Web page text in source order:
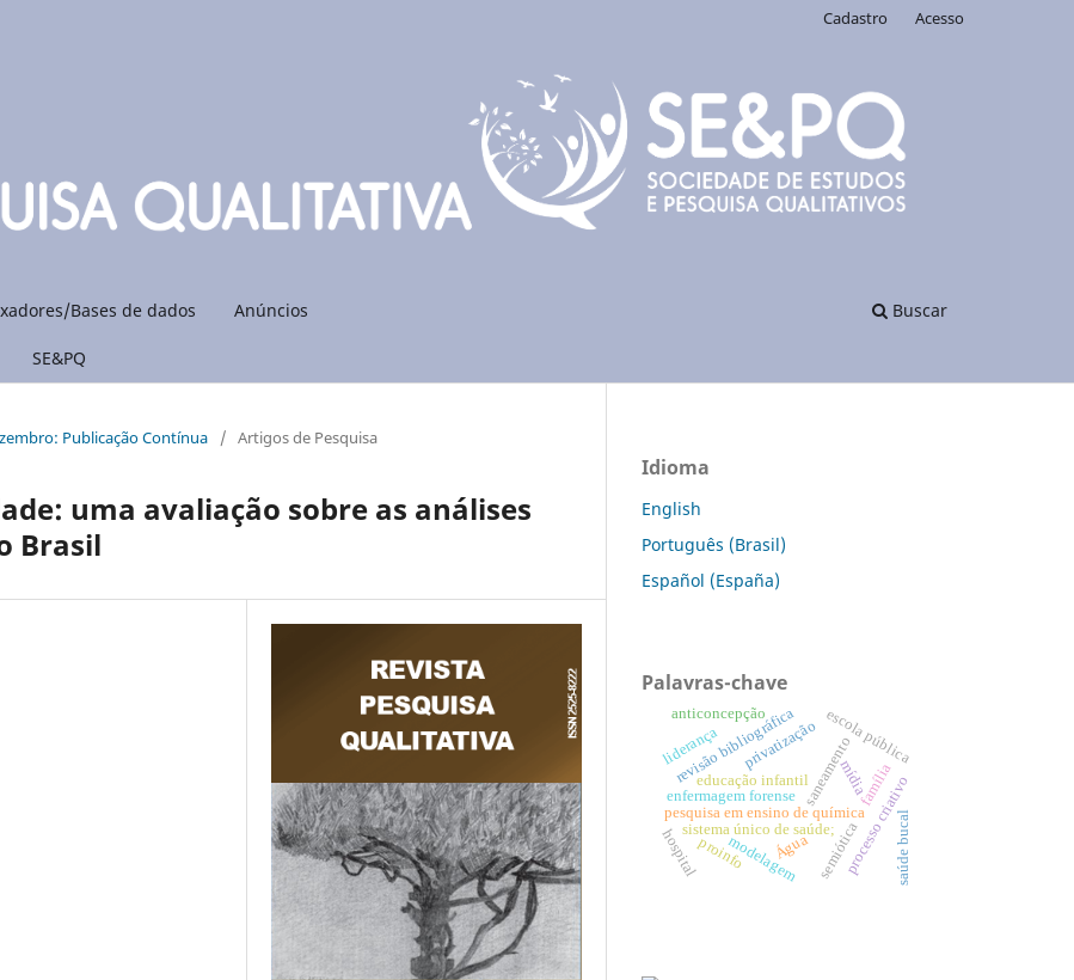
Bases de dados Anúncios
SE&PQ
Buscar
Cadastro Acesso
Publicação Contínua / Artigos de Pesquisa
uma avaliação sobre as análises
Brasil
Idioma
English
Português (Brasil)
Español (España)
Palavras-chave
pesquisa em ensino de química
saneamento
sistema único de saúde;
educação infantil
revisão bibliográfica
processo criativo
modelagem
privatização
Água
mídia
proinfo
escola pública
enfermagem forense
anticoncepção
liderança
hospital semiótica saúde bucal
família